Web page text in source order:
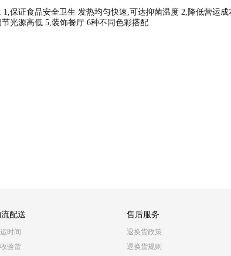
保证食品安全卫生 发热均匀快速,可达抑菌温度 2,降低营运
光源高低 5,装饰餐厅 6种不同色彩搭配
配送
时间
验货
售后服务
退换货政策
退换货规则